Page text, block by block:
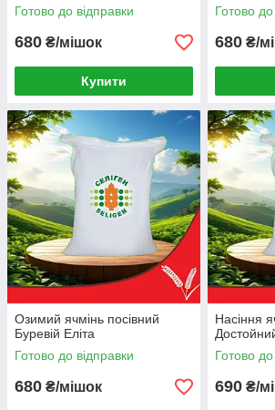
Готово до відправки
680 ₴/мішок
Купити
Готово до
680 ₴/
Озимий ячмінь посівний
Буревій Еліта
Готово до відправки
680 ₴/мішок
Насіння
Готово до
690 ₴/